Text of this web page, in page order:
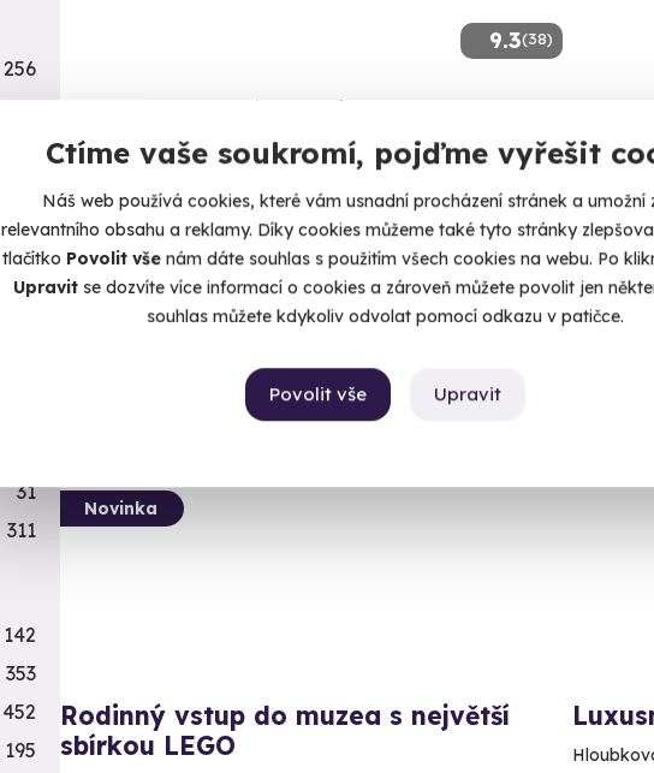
Ctíme vaše soukromí, pojďme vyřešit
Náš web používá cookies, které vám usnadní procházení stránek a umožní
relevantního obsahu a reklamy. Díky cookies můžeme také tyto stránky
tlačítko Povolit vše nám dáte souhlas s použitím všech cookies na webu. Po
Upravitse dozvíte více informací o cookies a zároveň můžete povolit jen
souhlas můžete kdykoliv odvolat pomocí odkazu v patičce.
Upravit
Povolit vše
9.3(38)
Masáž konopným olejem
Travička zelená to je moje potěšení.
Mladá Boleslav
(+ 10 dalších lokalit)
1 940 Kč
relaxační
(+ 9
1 930 Kč
1 840
Novinka
Rodinný vstup do muzea s největší
sbírkou LEGO
256
453
551
294
450
31
311
142
353
452
195